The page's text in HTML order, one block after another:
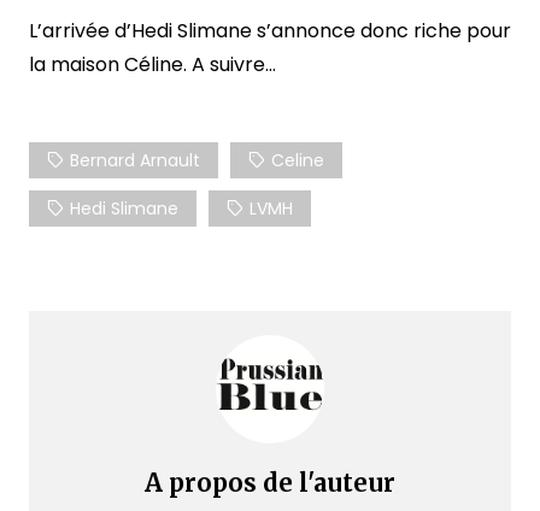
L’arrivée d’Hedi Slimane s’annonce donc riche pour
la maison Céline. A suivre…
Bernard Arnault
Celine
Hedi Slimane
LVMH
A propos de l'auteur